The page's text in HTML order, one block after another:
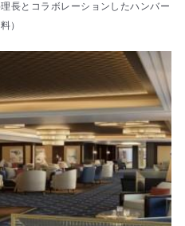
長とコラボレーションしたハンバー
）